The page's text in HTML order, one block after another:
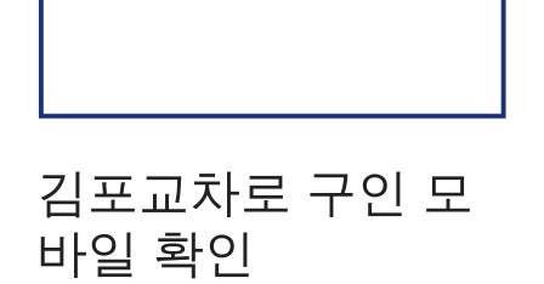
김포교차로 구인 모
바일 확인